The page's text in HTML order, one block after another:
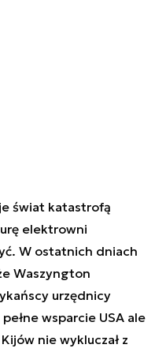
świat katastrofą
elektrowni
W ostatnich dniach
Waszyngton
urzędnicy
wsparcie USA ale
nie wykluczał z